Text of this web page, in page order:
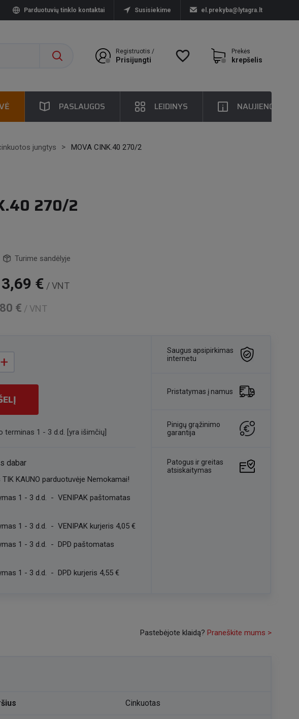
Parduotuvių tinklo kontaktai Susisiekime el.prekyba@lytagra.lt
Prekės
krepšelis
favorite_border
Registruotis /
Prisijungti
PASLAUGOS LEIDINYS NAUJIENOS
jungtys MOVA CINK.40 270/2
270/2
Turime sandėlyje
3,69 € / VNT
€ / VNT
+
terminas 1 - 3 d.d. [yra išimčių]
dabar
KAUNO parduotuvėje Nemokamai!
1 - 3 d.d. - VENIPAK paštomatas
1 - 3 d.d. - VENIPAK kurjeris 4,05 €
1 - 3 d.d. - DPD paštomatas
1 - 3 d.d. - DPD kurjeris 4,55 €
Saugus apsipirkimas
internetu
Pristatymas į namus
Pinigų grąžinimo
garantija
Patogus ir greitas
atsiskaitymas
Pastebėjote klaidą? Praneškite mums >
Cinkuotas